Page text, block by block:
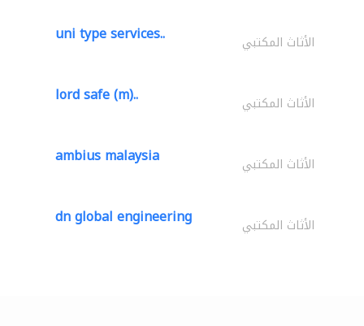
uni type services.. الأثاث المكتبي
lord safe (m).. الأثاث المكتبي
ambius malaysia الأثاث المكتبي
dn global engineering الأثاث المكتبي